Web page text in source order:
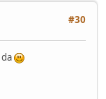
#30